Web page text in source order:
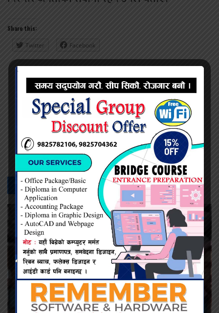
Share this:
Twitter Facebook
सम्बन्धित -समाचार